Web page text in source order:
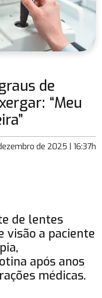
de
“Meu
de 2025 | 16:37h
de lentes
visão a paciente
após anos
médicas.